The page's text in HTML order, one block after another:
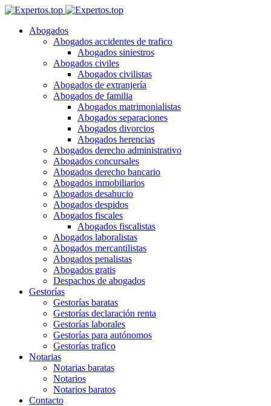
Abogados
Abogados accidentes de trafico
Abogados siniestros
Abogados civiles
Abogados civilistas
Abogados de extranjería
Abogados de familia
Abogados matrimonialistas
Abogados separaciones
Abogados divorcios
Abogados herencias
Abogados derecho administrativo
Abogados concursales
Abogados derecho bancario
Abogados inmobiliarios
Abogados desahucio
Abogados despidos
Abogados fiscales
Abogados fiscalistas
Abogados laboralistas
Abogados mercantilistas
Abogados penalistas
Abogados gratis
Despachos de abogados
Gestorías
Gestorías baratas
Gestorías declaración renta
Gestorías laborales
Gestorías para autónomos
Gestorías trafico
Notarias
Notarias baratas
Notarios
Notarios baratos
Contacto